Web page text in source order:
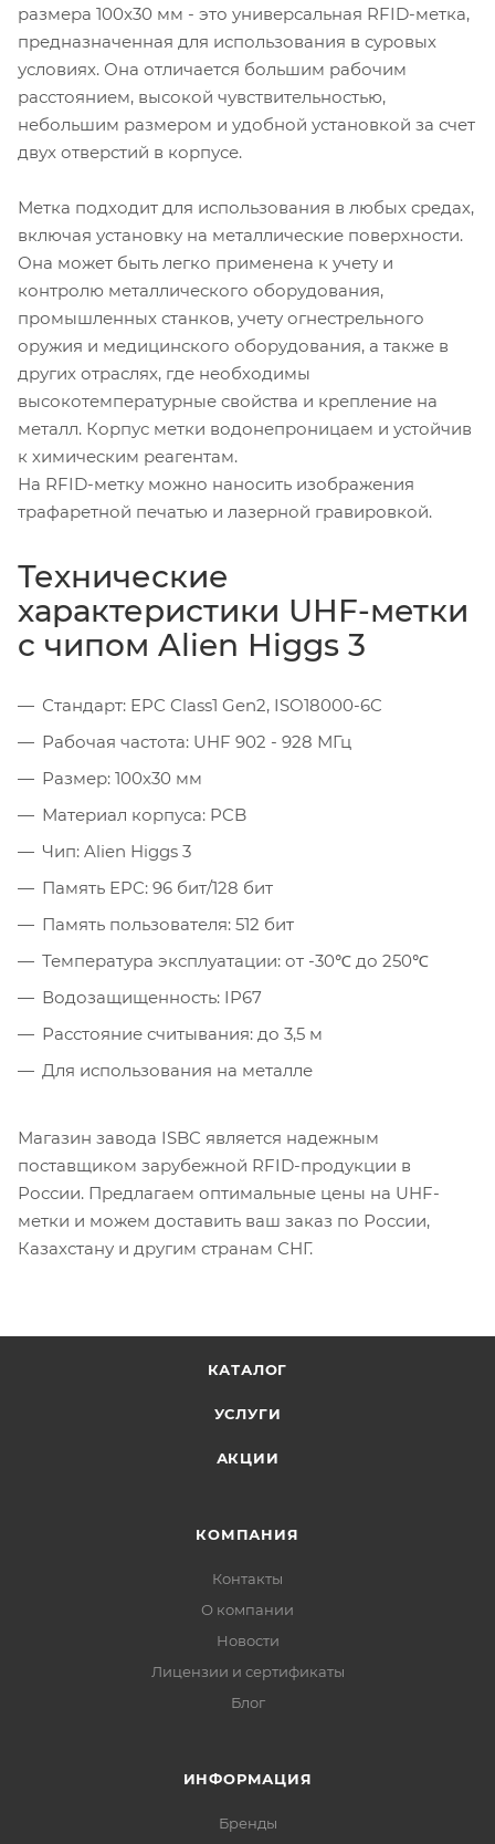
размера 100x30 мм - это универсальная RFID-метка,
предназначенная для использования в суровых
условиях. Она отличается большим рабочим
расстоянием, высокой чувствительностью,
небольшим размером и удобной установкой за счет
двух отверстий в корпусе.
Метка подходит для использования в любых средах,
включая установку на металлические поверхности.
Она может быть легко применена к учету и
контролю металлического оборудования,
промышленных станков, учету огнестрельного
оружия и медицинского оборудования, а также в
других отраслях, где необходимы
высокотемпературные свойства и крепление на
металл. Корпус метки водонепроницаем и устойчив
к химическим реагентам.
На RFID-метку можно наносить изображения
трафаретной печатью и лазерной гравировкой.
Технические
характеристики UHF-метки
c чипом Alien Higgs 3
Стандарт: EPC Class1 Gen2, ISO18000-6C
Рабочая частота: UHF 902 - 928 МГц
Размер: 100x30 мм
Материал корпуса: PCB
Чип: Alien Higgs 3
Память EPC: 96 бит/128 бит
Память пользователя: 512 бит
Температура эксплуатации: от -30℃ до 250℃
Водозащищенность: IP67
Расстояние считывания: до 3,5 м
Для использования на металле
Магазин завода ISBC является надежным
поставщиком зарубежной RFID-продукции в
России. Предлагаем оптимальные цены на UHF-
метки и можем доставить ваш заказ по России,
Казахстану и другим странам СНГ.
КАТАЛОГ
УСЛУГИ
АКЦИИ
КОМПАНИЯ
Контакты
О компании
Новости
Лицензии и сертификаты
Блог
ИНФОРМАЦИЯ
Бренды